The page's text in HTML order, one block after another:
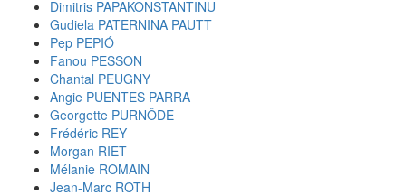
Dimitris PAPAKONSTANTINU
Gudiela PATERNINA PAUTT
Pep PEPIÓ
Fanou PESSON
Chantal PEUGNY
Angie PUENTES PARRA
Georgette PURNÔDE
Frédéric REY
Morgan RIET
Mélanie ROMAIN
Jean-Marc ROTH